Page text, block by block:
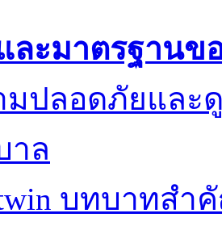
ละมาตรฐานข
มปลอดภัยแล
าล
บทบาทสำ